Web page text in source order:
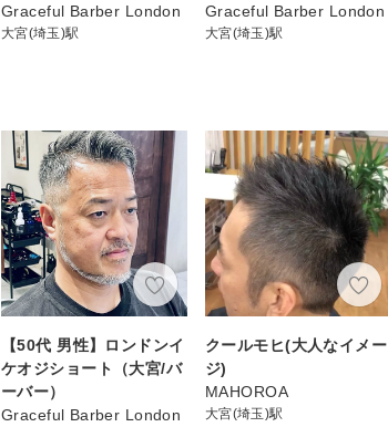
Graceful Barber London
大宮(埼玉)駅
Graceful Barber London
大宮(埼玉)駅
【50代 男性】ロンドンイ
ケオジショート（大宮/バ
ーバー）
Graceful Barber London
クールモヒ(大人なイメー
ジ)
MAHOROA
大宮(埼玉)駅